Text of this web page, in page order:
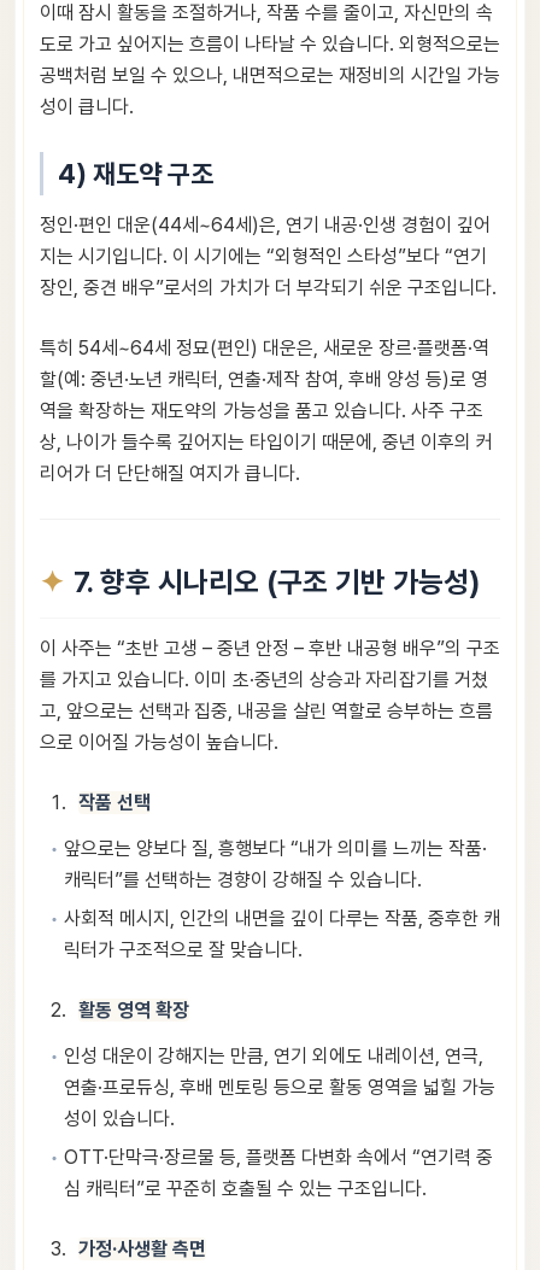
이때 잠시 활동을 조절하거나, 작품 수를 줄이고, 자신만의 속
도로 가고 싶어지는 흐름이 나타날 수 있습니다. 외형적으로는
공백처럼 보일 수 있으나, 내면적으로는 재정비의 시간일 가능
성이 큽니다.
4) 재도약 구조
정인·편인 대운(44세~64세)은, 연기 내공·인생 경험이 깊어
지는 시기입니다. 이 시기에는 “외형적인 스타성”보다 “연기
장인, 중견 배우”로서의 가치가 더 부각되기 쉬운 구조입니다.
특히 54세~64세 정묘(편인) 대운은, 새로운 장르·플랫폼·역
할(예: 중년·노년 캐릭터, 연출·제작 참여, 후배 양성 등)로 영
역을 확장하는 재도약의 가능성을 품고 있습니다. 사주 구조
상, 나이가 들수록 깊어지는 타입이기 때문에, 중년 이후의 커
리어가 더 단단해질 여지가 큽니다.
7. 향후 시나리오 (구조 기반 가능성)
이 사주는 “초반 고생 – 중년 안정 – 후반 내공형 배우”의 구조
를 가지고 있습니다. 이미 초·중년의 상승과 자리잡기를 거쳤
고, 앞으로는 선택과 집중, 내공을 살린 역할로 승부하는 흐름
으로 이어질 가능성이 높습니다.
작품 선택
앞으로는 양보다 질, 흥행보다 “내가 의미를 느끼는 작품·
캐릭터”를 선택하는 경향이 강해질 수 있습니다.
사회적 메시지, 인간의 내면을 깊이 다루는 작품, 중후한 캐
릭터가 구조적으로 잘 맞습니다.
활동 영역 확장
인성 대운이 강해지는 만큼, 연기 외에도 내레이션, 연극,
연출·프로듀싱, 후배 멘토링 등으로 활동 영역을 넓힐 가능
성이 있습니다.
OTT·단막극·장르물 등, 플랫폼 다변화 속에서 “연기력 중
심 캐릭터”로 꾸준히 호출될 수 있는 구조입니다.
가정·사생활 측면